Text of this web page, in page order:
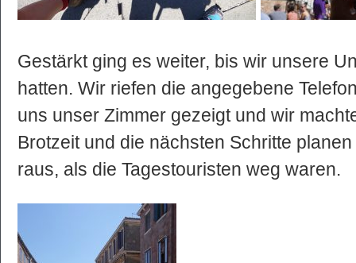
Gestärkt ging es weiter, bis wir unsere
hatten. Wir riefen die angegebene
uns unser Zimmer gezeigt und wir
Brotzeit und die nächsten Schritte
raus, als die Tagestouristen weg waren.